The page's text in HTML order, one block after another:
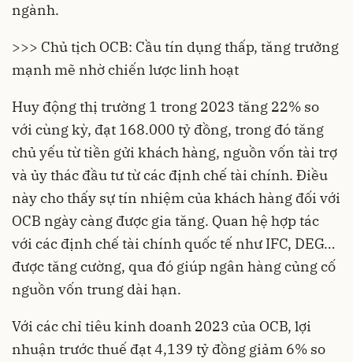
ngành.
>>> Chủ tịch OCB: Cầu tín dụng thấp, tăng trưởng
mạnh mẽ nhờ chiến lược linh hoạt
Huy động thị trường 1 trong 2023 tăng 22% so
với cùng kỳ, đạt 168.000 tỷ đồng, trong đó tăng
chủ yếu từ tiền gửi khách hàng, nguồn vốn tài trợ
và ủy thác đầu tư từ các định chế tài chính. Điều
này cho thấy sự tín nhiệm của khách hàng đối với
OCB ngày càng được gia tăng. Quan hệ hợp tác
với các định chế tài chính quốc tế như IFC, DEG…
được tăng cường, qua đó giúp ngân hàng củng cố
nguồn vốn trung dài hạn.
Với các chỉ tiêu kinh doanh 2023 của OCB, lợi
nhuận trước thuế đạt 4,139 tỷ đồng giảm 6% so